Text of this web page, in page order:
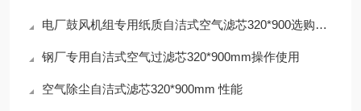
电厂鼓风机组专用纸质自洁式空气滤芯320*900选购指南
钢厂专用自洁式空气过滤芯320*900mm操作使用
空气除尘自洁式滤芯320*900mm 性能